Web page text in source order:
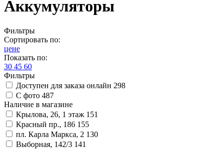
Аккумуляторы
Фильтры
Сортировать по:
цене
Показать по:
30 45 60
Фильтры
Доступен для заказа онлайн 298
С фото 487
Наличие в магазине
Крылова, 26, 1 этаж 151
Красный пр., 186 155
пл. Карла Маркса, 2 130
Выборная, 142/3 141